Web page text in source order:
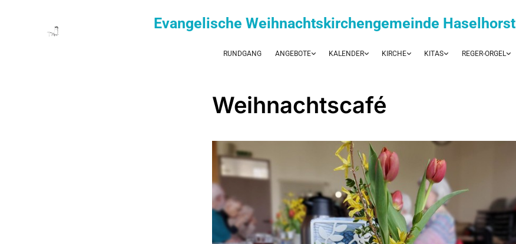
Evangelische Weihnachtskirchengemeinde Haselhorst
RUNDGANG ANGEBOTE KALENDER KIRCHE KITAS REGER-ORGEL
Weihnachtscafé